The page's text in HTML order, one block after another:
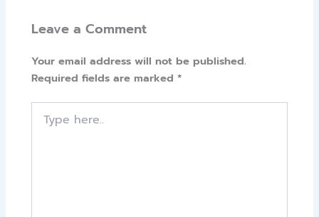
Leave a Comment
Your email address will not be published.
Required fields are marked*
Type
here..